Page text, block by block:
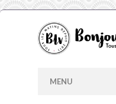
MENU